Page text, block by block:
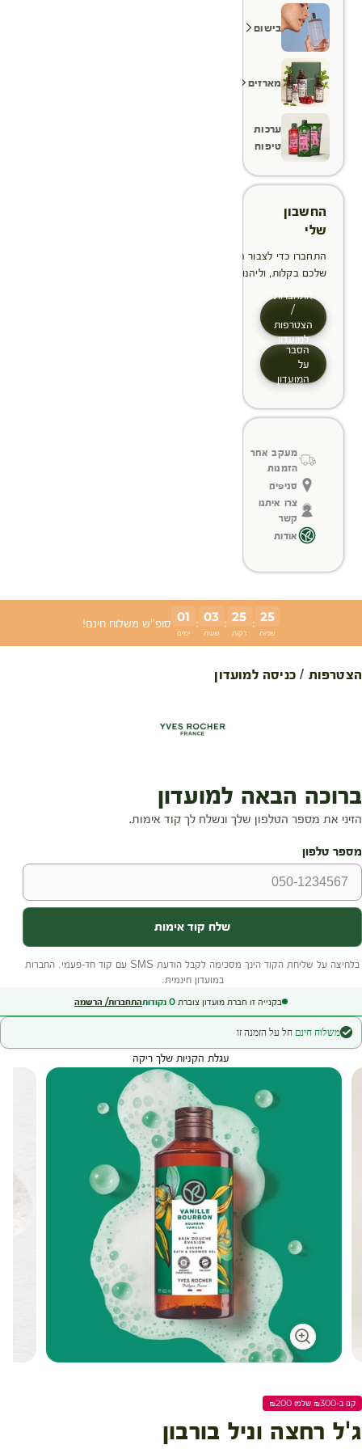
בישום
מארזים
ערכות
טיפוח
החשבון
שלי
התחברו כדי לצבור הטבות, לנהל ולעקוב אחר ההזמנות
שלכם בקלות, וליהנות מתהליך תשלום מהיר יותר
התחברות
/
הצטרפות
למועדון
הסבר
על
המועדון
מעקב אחר
הזמנות
סניפים
צרו איתנו
קשר
אודות
01
ימים
: 03
שעות
: 25
דקות
: 25
שניות
סופ"ש משלוח חינם!
הצטרפות / כניסה למועדון
בקנייה זו חברת מועדון צוברת 0 נקודותהתחברות/ הרשמה
משלוח חינם חל על הזמנה זו
עגלת הקניות שלך ריקה
קנו ב-₪300 שלמו ₪200
ג'ל רחצה וניל בורבון